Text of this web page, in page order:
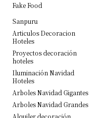
Fake Food
Sanpuru
Articulos Decoracion
Hoteles
Proyectos decoración
hoteles
Iluminación Navidad
Hoteles
Arboles Navidad Gigantes
Arboles Navidad Grandes
Alquiler decoración